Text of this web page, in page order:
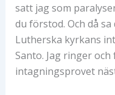
satt jag som
du förstod. Och då
Lutherska kyrkans
Santo. Jag ringer
intagningsprovet